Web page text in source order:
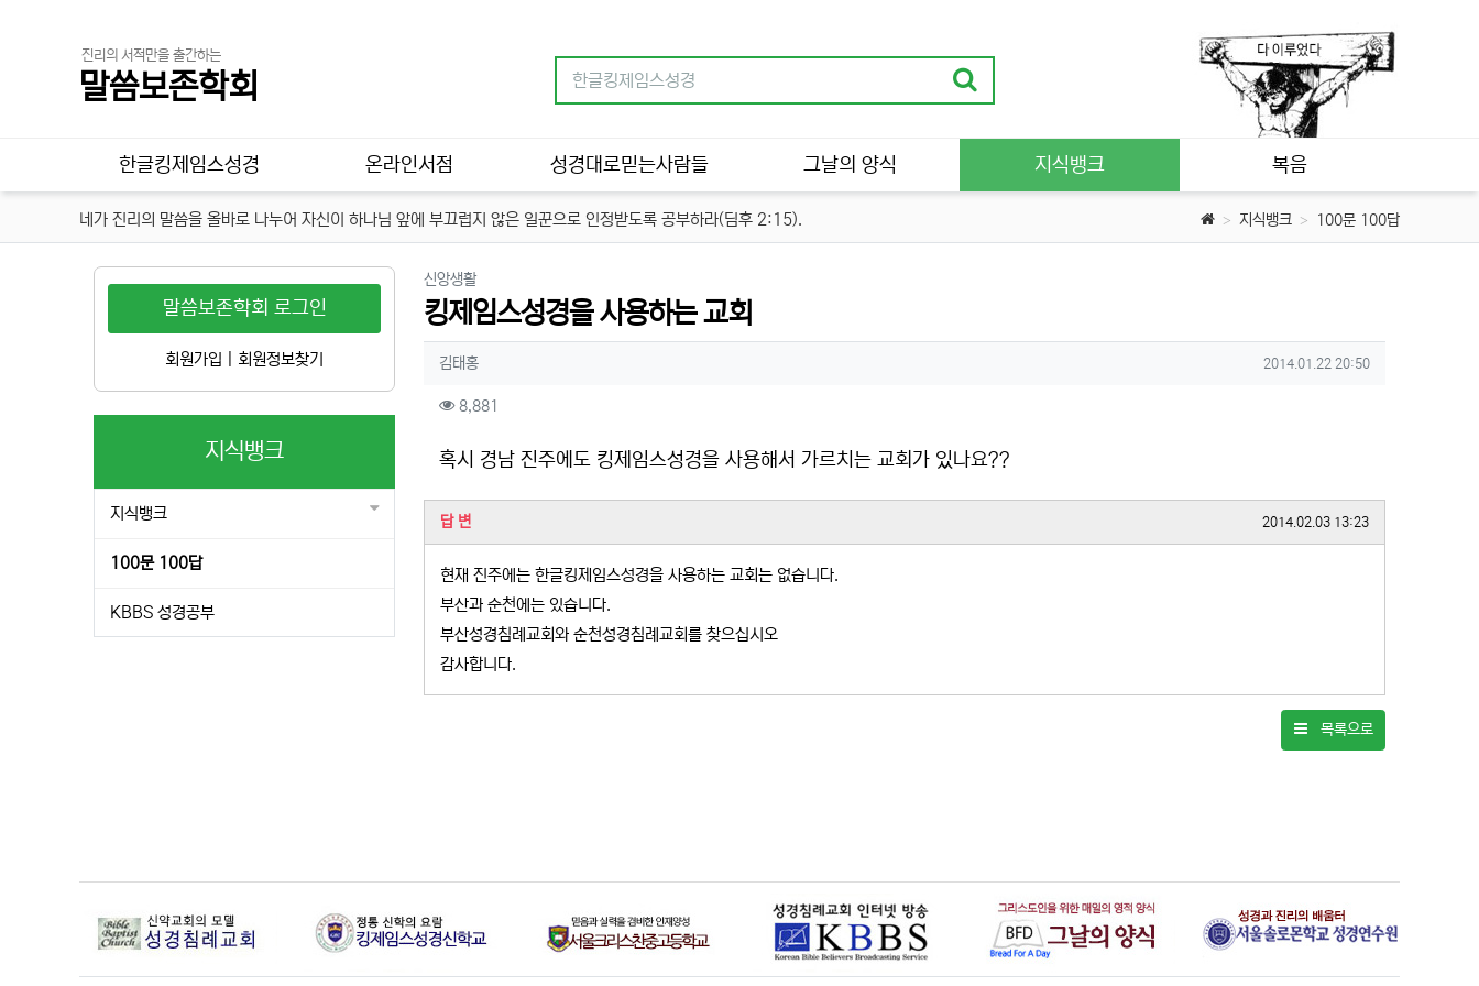
진리의 서적만을 출간하는
말씀보존학회
한글킹제임스성경 온라인서점 성경대로믿는사람들 그날의 양식 지식뱅크 복음
네가 진리의 말씀을 올바로 나누어 자신이 하나님 앞에 부끄럽지 않은 일꾼으로 인정받도록 공부하라(딤후 2:15). 지식뱅크 100문 100답
신앙생활분류
킹제임스성경을 사용하는 교회
작성자 정보
김태홍작성 작성일
2014.01.22 20:50
컨텐츠 정보
8,881
본문
혹시 경남 진주에도 킹제임스성경을 사용해서 가르치는 교회가 있나요??
관련자료
답 변 작성일
2014.02.03 13:23
현재 진주에는 한글킹제임스성경을 사용하는 교회는 없습니다.
부산과 순천에는 있습니다.
부산성경침례교회와 순천성경침례교회를 찾으십시오
감사합니다.
목록으로
말씀보존학회 로그인
회원가입 회원정보찾기
지식뱅크
지식뱅크
100문 100답
KBBS 성경공부